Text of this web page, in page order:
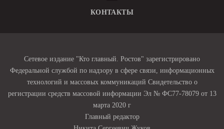
КОНТАКТЫ
Сетевое издание "Кто главный. Ростов" зарегистрировано
Федеральной службой по надзору в сфере связи, информационных
технологий и массовых коммуникаций Свидетельство о
регистрации средств массовой информации Эл № ФС77-78079 от 13
марта 2020 г
Главный редактор